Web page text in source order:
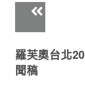
羅芙奧台北
聞稿